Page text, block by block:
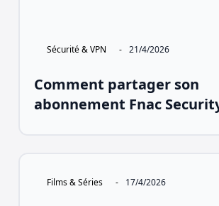
Sécurité & VPN - 21/4/2026
Comment partager son
abonnement Fnac
Films & Séries - 17/4/2026